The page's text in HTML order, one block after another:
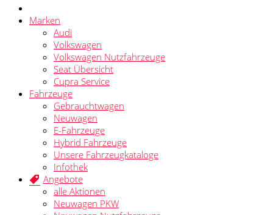
Marken
Audi
Volkswagen
Volkswagen Nutzfahrzeuge
Seat Übersicht
Cupra Service
Fahrzeuge
Gebrauchtwagen
Neuwagen
E-Fahrzeuge
Hybrid Fahrzeuge
Unsere Fahrzeugkataloge
Infothek
Angebote
alle Aktionen
Neuwagen PKW